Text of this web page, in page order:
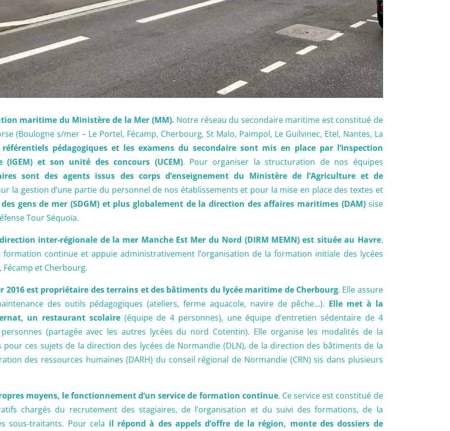
maritime du Ministère de la Mer (MM). Notre réseau du secondaire maritime est constitué de
(Boulogne s/mer – Le Portel, Fécamp, Cherbourg, St Malo, Paimpol, Le Guilvinec, Etel, Nantes, La
référentiels pédagogiques et les examens du secondaire sont mis en place par l’inspection
(IGEM) et son unité des concours (UCEM). Pour organiser la structuration de nos équipes
sont des agents issus des corps d’enseignement du Ministère de l’Agriculture et de
la gestion d’une partie du personnel de nos établissements et pour la mise en place des textes et
gens de mer (SDGM) et plus globalement de la direction des affaires maritimes (DAM)sise
Tour Séquoïa.
inter-régionale de la mer Manche Est Mer du Nord (DIRM MEMN) est située au Havre.
formation continue et appuie administrativement l’organisation de la formation initiale des lycées
et Cherbourg.
2016 est propriétaire des terrains et des bâtiments du lycée maritime de Cherbourg. Elle assure
des outils pédagogiques (ateliers, ferme aquacole, navire de pêche…). Elle met à la
un restaurant scolaire(équipe de 4 personnes), une équipe d’entretien sédentaire de 4
(partagée avec les autres lycées du nord Cotentin). Elle organise les modalités de la
ces sujets de la direction des lycées de Normandie (DLN), de la direction des bâtiments de la
des ressources humaines (DARH) du conseil régional de Normandie (CRN) sis dans plusieurs
moyens, le fonctionnement d’un service de formation continue. Ce service est constitué de
chargés du recrutement des stagiaires, de l’organisation et du suivi des formations, de la
sous-traitants. Pour cela il répond à des appels d’offre de la région, monte des dossiers de